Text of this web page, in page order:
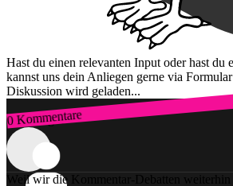
Hast du einen relevanten Input oder hast du
kannst uns dein Anliegen gerne via
Diskussion wird geladen...
0 Kommentare
Zum Login
Weil wir die Kommentar-Debatten weiterhin